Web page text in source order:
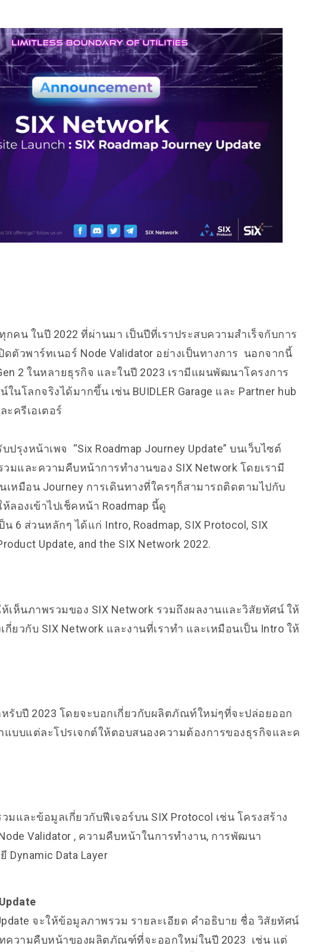
กคน ในปี 2022 ที่ผ่านมา เป็นปีที่เราประสบความสำเร็จกับการ
ดตัวพาร์ทเนอร์ Node Validator อย่างเป็นทางการ นอกจากนี้
2 ในหลายธุรกิจ และในปี 2023 เรามีแผนพัฒนาโครงการ
นโลกจริงได้มากขึ้น เช่น BUIDLER Garage และ Partner hub
ครีเอเตอร์
ปรุงหน้าเพจ “Six Roadmap Journey Update” บนเว็บไซต์
มและความคืบหน้าการทำงานของ SIX Network โดยเรามี
เหมือน Journey การเดินทางที่ใครๆก็สามารถติดตามไปกับ
ลองเข้าไปเช็คหน้า Roadmap นี้ดู
6 ส่วนหลักๆ ได้แก่ Intro, Roadmap, SIX Protocol, SIX
Update, and the SIX Network 2022.
เห็นภาพรวมของ SIX Network รวมถึงผลงานและวิสัยทัศน์ ให้
กี่ยวกับ SIX Network และงานที่เราทำ และเหมือนเป็น Intro ให้
หรับปี 2023 โดยจะบอกเกี่ยวกับผลิตภัณท์ใหม่ๆที่จะปล่อยออก
แบบแต่ละโปรเจกต์ให้ตอบสนองความต้องการของธุรกิจและค
มและข้อมูลเกี่ยวกับฟีเจอร์บน SIX Protocol เช่น โครงสร้าง
Validator , ความคืบหน้าในการทำงาน, การพัฒนา
Dynamic Data Layer
จะให้ข้อมูลภาพรวม รายละเอียด คำอธิบาย ชื่อ วิสัยทัศน์
ความคืบหน้าของผลิตภัณฑ์ที่จะออกใหม่ในปี 2023 เช่น แต่